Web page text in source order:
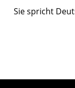
Sie spricht